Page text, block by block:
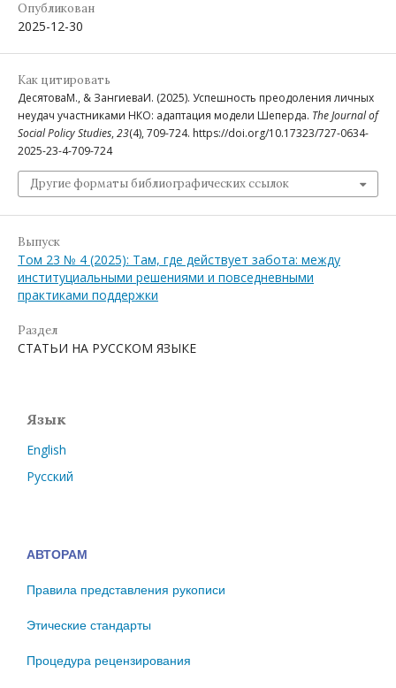
Опубликован
2025-12-30
Как цитировать
ДесятоваМ., & ЗангиеваИ. (2025). Успешность преодоления личных
неудач участниками НКО: адаптация модели Шеперда. The Journal of
Social Policy Studies, 23(4), 709-724. https://doi.org/10.17323/727-0634-
2025-23-4-709-724
Другие форматы библиографических ссылок
Выпуск
Том 23 № 4 (2025): Там, где действует забота: между
институциальными решениями и повседневными
практиками поддержки
Раздел
СТАТЬИ НА РУССКОМ ЯЗЫКЕ
Язык
English
Русский
АВТОРАМ
Правила представления рукописи
Этические стандарты
Процедура рецензирования